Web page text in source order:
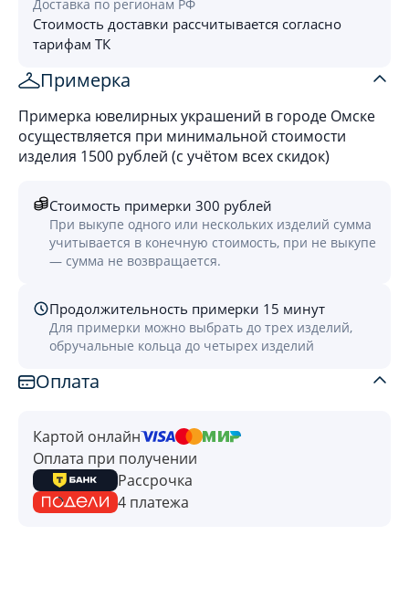
Доставка по регионам РФ
Стоимость доставки рассчитывается согласно
тарифам ТК
Примерка
Примерка ювелирных украшений в городе Омске
осуществляется при минимальной стоимости
изделия 1500 рублей (с учётом всех скидок)
Стоимость примерки 300 рублей
При выкупе одного или нескольких изделий сумма
учитывается в конечную стоимость, при не выкупе
— сумма не возвращается.
Продолжительность примерки 15 минут
Для примерки можно выбрать до трех изделий,
обручальные кольца до четырех изделий
Оплата
Картой онлайн
Оплата при получении
Рассрочка
4 платежа